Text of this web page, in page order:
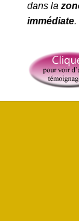
dans la
immédiate.